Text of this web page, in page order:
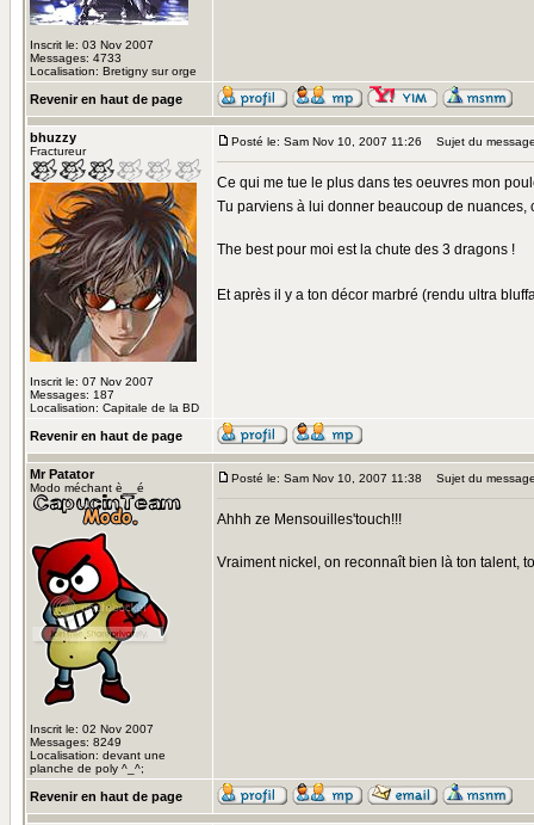
Inscrit le: 03 Nov 2007
Messages: 4733
Localisation: Bretigny sur orge
Revenir en haut de page
bhuzzy
Fractureur
Inscrit le: 07 Nov 2007
Messages: 187
Localisation: Capitale de la BD
Posté le: Sam Nov 10, 2007 11:26 Sujet du
Ce qui me tue le plus dans tes oeuvres mon
Tu parviens à lui donner beaucoup de
The best pour moi est la chute des 3 dragons !
Et après il y a ton décor marbré (rendu ultra
Revenir en haut de page
Mr Patator
Modo méchant è__é
Inscrit le: 02 Nov 2007
Messages: 8249
Localisation: devant une
planche de poly ^_^;
Posté le: Sam Nov 10, 2007 11:38 Sujet du
Ahhh ze Mensouilles'touch!!!
Vraiment nickel, on reconnaît bien là ton talent,
Revenir en haut de page